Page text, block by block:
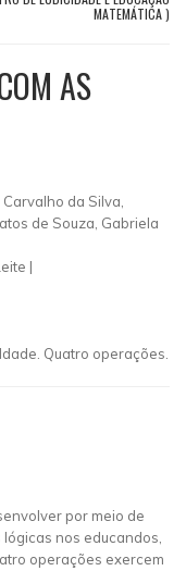
MATEMÁTICA )
AS
da Silva,
de Souza, Gabriela
|
Quatro operações.
por meio de
nos educandos,
operações exercem